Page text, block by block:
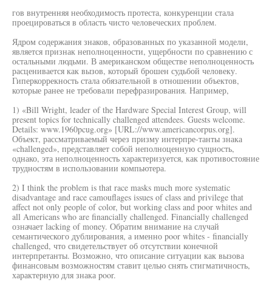
гов внутренняя необходимость протеста, конкуренции стала
проецироваться в область чисто человеческих проблем.
Ядром содержания знаков, образованных по указанной модели,
является признак неполноценности, ущербности по сравнению с
остальными людьми. В американском обществе неполноценность
расценивается как вызов, который брошен судьбой человеку.
Гиперкоррекность стала обязательной в отношении объектов,
которые ранее не требовали перефразирования. Например,
1) «Bill Wright, leader of the Hardware Special Interest Group, will
present topics for technically challenged attendees. Guests welcome.
Details: www.1960pcug.org» [URL://www.americancorpus.org].
Объект, рассматриваемый через призму интерпре-танты знака
«challenged», представляет собой неполноценную сущность,
однако, эта неполноценность характеризуется, как противостояние
трудностям в использовании компьютера.
2) I think the problem is that race masks much more systematic
disadvantage and race camouflages issues of class and privilege that
affect not only people of color, but working class and poor whites and
all Americans who are financially challenged. Financially challenged
означает lacking of money. Обратим внимание на случай
семантического дублирования, а именно poor whites - financially
challenged, что свидетельствует об отсутствии конечной
интерпретанты. Возможно, что описание ситуации как вызова
финансовым возможностям ставит целью снять стигматичность,
характерную для знака poor.